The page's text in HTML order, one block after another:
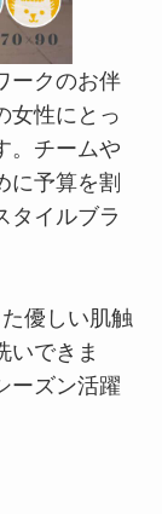
ークのお伴
女性にとっ
。チームや
に予算を割
タイルブラ
た優しい肌触
いできま
ーズン活躍